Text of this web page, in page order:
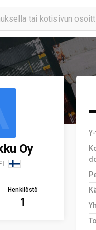
Oy
Henkilöstö
1